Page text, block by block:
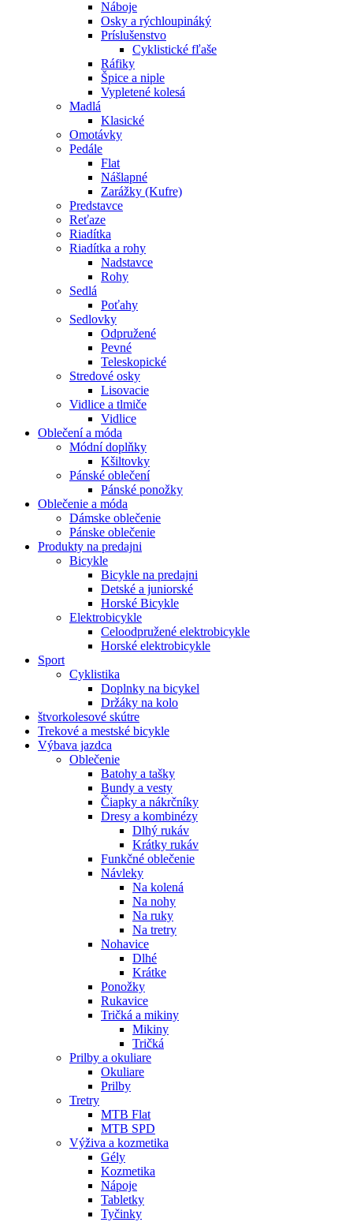
Náboje
Osky a rýchloupináký
Príslušenstvo
Cyklistické fľaše
Ráfiky
Špice a niple
Vypletené kolesá
Madlá
Klasické
Omotávky
Pedále
Flat
Nášlapné
Zarážky (Kufre)
Predstavce
Reťaze
Riadítka
Riadítka a rohy
Nadstavce
Rohy
Sedlá
Poťahy
Sedlovky
Odpružené
Pevné
Teleskopické
Stredové osky
Lisovacie
Vidlice a tlmiče
Vidlice
Oblečení a móda
Módní doplňky
Kšiltovky
Pánské oblečení
Pánské ponožky
Oblečenie a móda
Dámske oblečenie
Pánske oblečenie
Produkty na predajni
Bicykle
Bicykle na predajni
Detské a juniorské
Horské Bicykle
Elektrobicykle
Celoodpružené elektrobicykle
Horské elektrobicykle
Sport
Cyklistika
Doplnky na bicykel
Držáky na kolo
štvorkolesové skútre
Trekové a mestské bicykle
Výbava jazdca
Oblečenie
Batohy a tašky
Bundy a vesty
Čiapky a nákrčníky
Dresy a kombinézy
Dlhý rukáv
Krátky rukáv
Funkčné oblečenie
Návleky
Na kolená
Na nohy
Na ruky
Na tretry
Nohavice
Dlhé
Krátke
Ponožky
Rukavice
Tričká a mikiny
Mikiny
Tričká
Prilby a okuliare
Okuliare
Prilby
Tretry
MTB Flat
MTB SPD
Výživa a kozmetika
Gély
Kozmetika
Nápoje
Tabletky
Tyčinky